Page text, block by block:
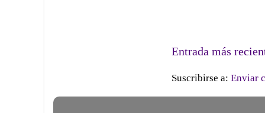
Entrada más
Suscribirse a: Enviar